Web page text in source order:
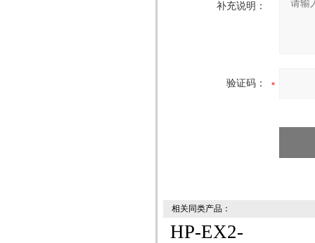
补充说明：
验证码：
相关同类产品：
HP-EX2-